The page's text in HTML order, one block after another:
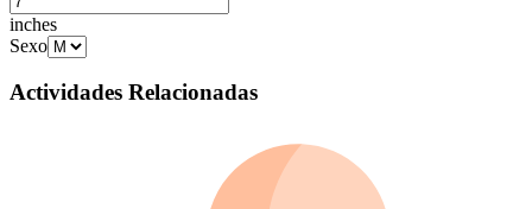
inches
Sexo
Actividades Relacionadas